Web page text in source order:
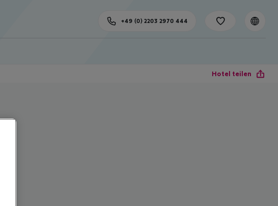
+49 (0) 2203 2970 444
Hotel teilen